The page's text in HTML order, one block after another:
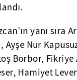
yanı sıra
Ayşe Nur
Borbor, Fikriye
Hamiyet